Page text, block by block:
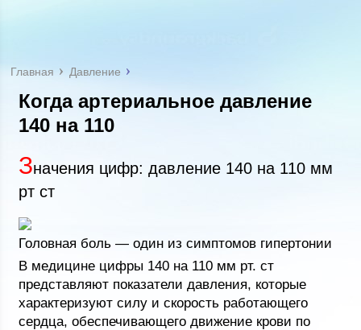
Главная Давление
Когда артериальное давление
140 на 110
Значения цифр: давление 140 на 110 мм
рт ст
Головная боль — один из симптомов гипертонии
В медицине цифры 140 на 110 мм рт. ст
представляют показатели давления, которые
характеризуют силу и скорость работающего
сердца, обеспечивающего движение крови по